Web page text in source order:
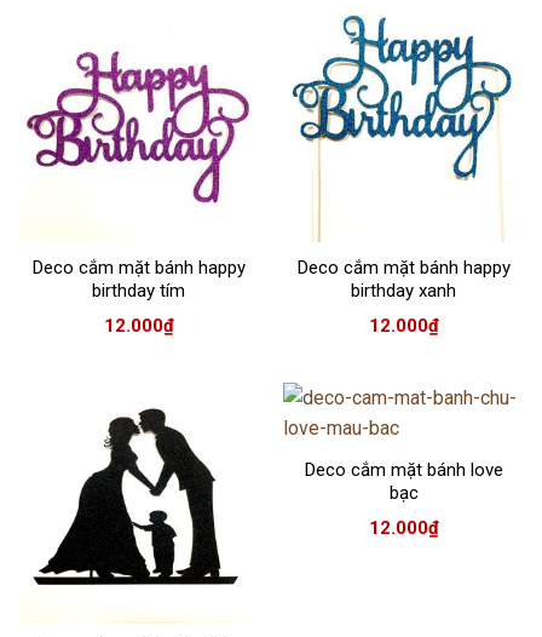
Deco cắm mặt bánh happy
birthday tím
12.000₫
Deco cắm mặt bánh happy
birthday xanh
12.000₫
Deco cắm mặt bánh love
bạc
12.000₫